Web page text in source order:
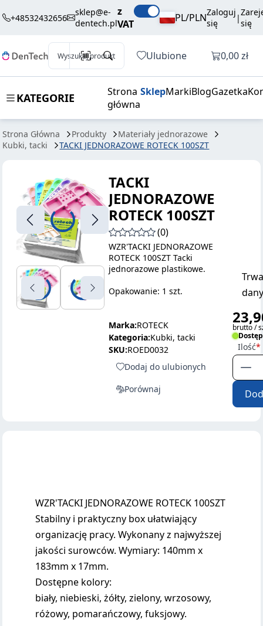
+48532432656
sklep@e-
dentech.pl
z
VAT
PL/PLNZaloguj
się
|się
Wyszukaj produkt Ulubione Otwórz
0,00 zł
KATEGORIE
Strona
główna
SklepMarkiBlogGazetka
Strona Główna Produkty
Materiały jednorazowe
Kubki, tacki
TACKI JEDNORAZOWE ROTECK 100SZT
JEDNORAZOWE
ROTECK 100SZT
brutto / szt.
TACKI
JEDNORAZOWE
ROTECK 100SZT
(0)
WZR'TACKI JEDNORAZOWE
ROTECK 100SZT Tacki
jednorazowe plastikowe.
Opakowanie: 1 szt.
Marka:ROTECK
Kategoria:Kubki, tacki
SKU:ROED0032
Dodaj do ulubionych
Porównaj
brutto /
Ilość
WZR'TACKI JEDNORAZOWE ROTECK 100SZT
Stabilny i praktyczny box ułatwiający
organizację pracy. Wykonany z najwyższej
jakości surowców. Wymiary: 140mm x
183mm x 17mm.
Dostępne kolory:
biały, niebieski, żółty, zielony, wrzosowy,
różowy, pomarańczowy, fuksjowy.